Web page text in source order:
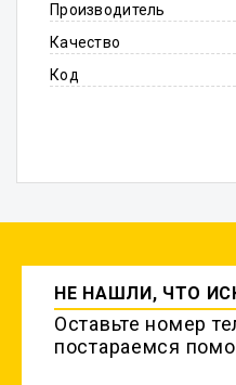
Производитель
Качество
Код
НЕ НАШЛИ, ЧТО
Оставьте номер
постараемся